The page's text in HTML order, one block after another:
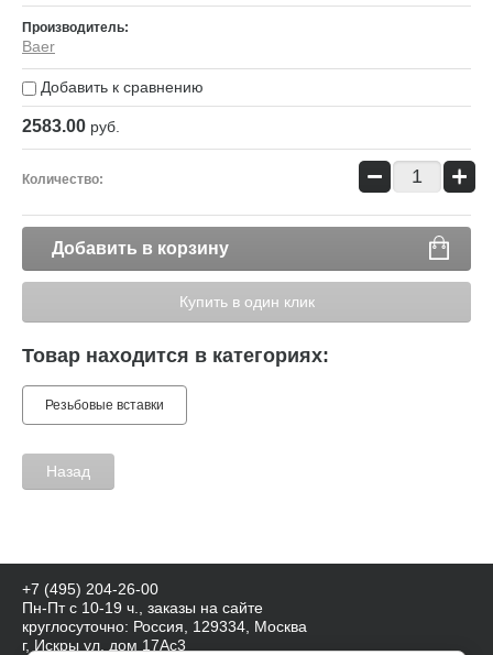
Производитель:
Baer
Добавить к сравнению
2583.00 руб.
Количество: − +
Добавить в корзину
Купить в один клик
Товар находится в категориях:
Резьбовые вставки
Назад
+7 (495) 204-26-00
Пн-Пт с 10-19 ч., заказы на сайте
круглосуточно: Россия, 129334, Москва
г, Искры ул, дом 17Ас3